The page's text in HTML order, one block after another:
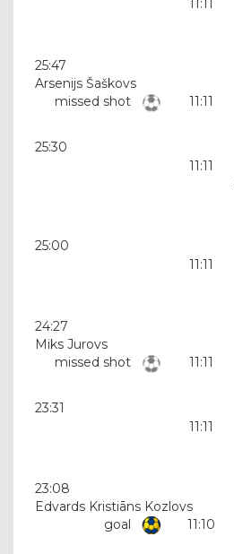
11:11
25:47
Arsenijs Šaškovs
missed shot
11:11
25:30
11:11
25:00
11:11
24:27
Miks Jurovs
missed shot
11:11
23:31
11:11
23:08
Edvards Kristiāns Kozlovs
goal
11:10